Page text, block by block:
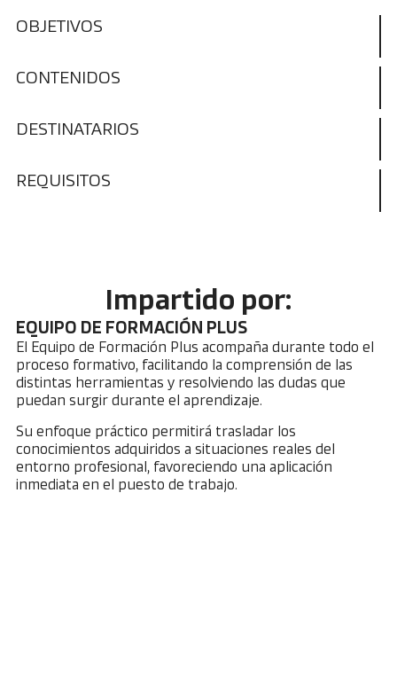
OBJETIVOS
CONTENIDOS
DESTINATARIOS
REQUISITOS
Impartido por:
EQUIPO DE FORMACIÓN PLUS
El Equipo de Formación Plus acompaña durante todo el
proceso formativo, facilitando la comprensión de las
distintas herramientas y resolviendo las dudas que
puedan surgir durante el aprendizaje.
Su enfoque práctico permitirá trasladar los
conocimientos adquiridos a situaciones reales del
entorno profesional, favoreciendo una aplicación
inmediata en el puesto de trabajo.